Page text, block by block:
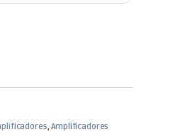
,Amplificadores